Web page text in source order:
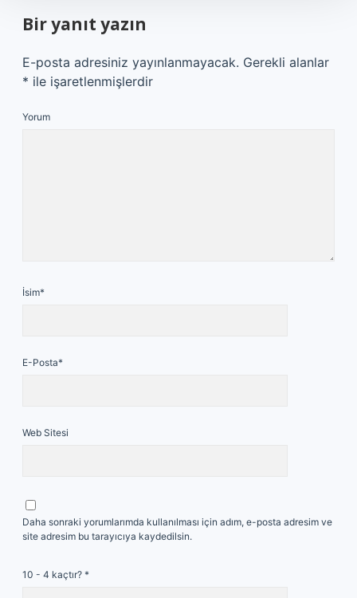
Bir yanıt yazın
E-posta adresiniz yayınlanmayacak. Gerekli alanlar
* ile işaretlenmişlerdir
Yorum
İsim*
E-Posta*
Web Sitesi
Daha sonraki yorumlarımda kullanılması için adım, e-posta adresim ve
site adresim bu tarayıcıya kaydedilsin.
10 - 4 kaçtır? *